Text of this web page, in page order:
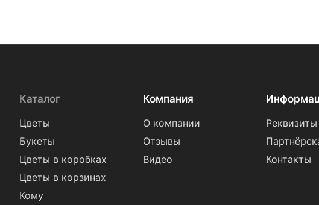
Каталог
Цветы
Букеты
Цветы в коробках
Цветы в корзинах
Кому
Компания
О компании
Отзывы
Видео
Реквизиты
Контакты